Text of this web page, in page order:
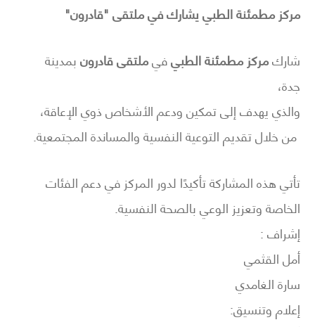
مركز مطمئنة الطبي يشارك في ملتقى "قادرون"
شاركمركز مطمئنة الطبيفيملتقى قادرونبمدينة
جدة،
والذي يهدف إلى تمكين ودعم الأشخاص ذوي الإعاقة،
من خلال تقديم التوعية النفسية والمساندة المجتمعية.
تأتي هذه المشاركة تأكيدًا لدور المركز في دعم الفئات
الخاصة وتعزيز الوعي بالصحة النفسية.
إشراف :
أمل القثمي
سارة الغامدي
إعلام وتنسيق: